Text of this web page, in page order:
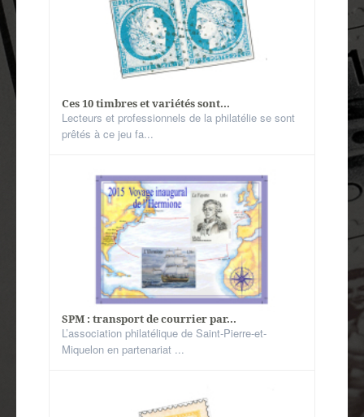
Ces 10 timbres et variétés sont...
Lecteurs et professionnels de la philatélie se sont
prêtés à ce jeu fa...
SPM : transport de courrier par...
L’association philatélique de Saint-Pierre-et-
Miquelon en partenariat ...